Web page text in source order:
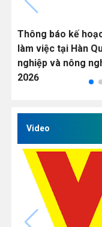
Thông báo kế
làm việc tại Hàn
nghiệp và nông
2026
Video